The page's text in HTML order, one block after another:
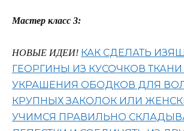
Мастер класс 3:
НОВЫЕ ИДЕИ! КАК СДЕЛАТЬ
ГЕОРГИНЫ ИЗ КУСОЧКОВ
УКРАШЕНИЯ ОБОДКОВ ДЛЯ
КРУПНЫХ ЗАКОЛОК ИЛИ
УЧИМСЯ ПРАВИЛЬНО